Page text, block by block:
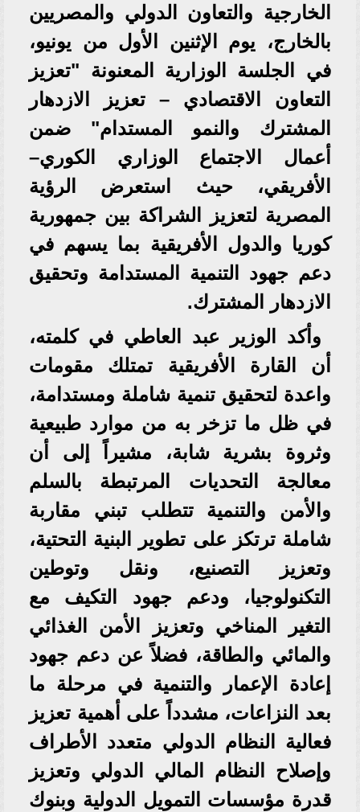
الخارجية والتعاون الدولي والمصريين
بالخارج، يوم الإثنين الأول من يونيو،
في الجلسة الوزارية المعنونة "تعزيز
التعاون الاقتصادي – تعزيز الازدهار
المشترك والنمو المستدام" ضمن
أعمال الاجتماع الوزاري الكوري–
الأفريقي، حيث استعرض الرؤية
المصرية لتعزيز الشراكة بين جمهورية
كوريا والدول الأفريقية بما يسهم في
دعم جهود التنمية المستدامة وتحقيق
الازدهار المشترك.
وأكد الوزير عبد العاطي في كلمته،
أن القارة الأفريقية تمتلك مقومات
واعدة لتحقيق تنمية شاملة ومستدامة،
في ظل ما تزخر به من موارد طبيعية
وثروة بشرية شابة، مشيراً إلى أن
معالجة التحديات المرتبطة بالسلم
والأمن والتنمية تتطلب تبني مقاربة
شاملة ترتكز على تطوير البنية التحتية،
وتعزيز التصنيع، ونقل وتوطين
التكنولوجيا، ودعم جهود التكيف مع
التغير المناخي وتعزيز الأمن الغذائي
والمائي والطاقة، فضلاً عن دعم جهود
إعادة الإعمار والتنمية في مرحلة ما
بعد النزاعات، مشدداً على أهمية تعزيز
فعالية النظام الدولي متعدد الأطراف
وإصلاح النظام المالي الدولي وتعزيز
قدرة مؤسسات التمويل الدولية وبنوك